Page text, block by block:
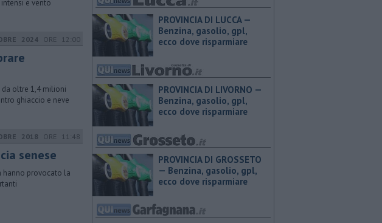
e vento
2024 ORE 12:00
oltre 1,4 milioni
ghiaccio e neve
2018 ORE 11:48
senese
hanno provocato la
PROVINCIA DI LUCCA — ​
Benzina, gasolio, gpl,
ecco dove risparmiare
PROVINCIA DI LIVORNO — ​
Benzina, gasolio, gpl,
ecco dove risparmiare
PROVINCIA DI GROSSETO
— ​Benzina, gasolio, gpl,
ecco dove risparmiare